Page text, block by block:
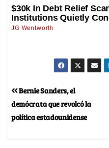
Bernie Sanders, el
demócrata que revolcó la
política estadounidense